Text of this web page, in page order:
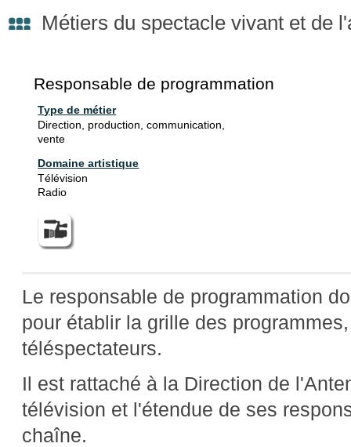
Métiers du spectacle vivant et de
Responsable de programmation
Type de métier
Direction, production, communication,
vente
Domaine artistique
Télévision
Radio
Le responsable de programmation
pour établir la grille des
téléspectateurs.
Il est rattaché à la Direction de
télévision et l'étendue de ses
chaîne.